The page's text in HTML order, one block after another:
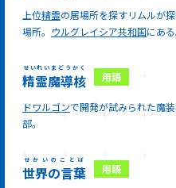
上位精霊の居場所を探すリムルが
場所。 ウルグレイシア共和国にある
精霊魔導核
せいれいまどうかく
ドワルゴンで開発が試みられた魔
部。
世界の言葉
せかいのことば